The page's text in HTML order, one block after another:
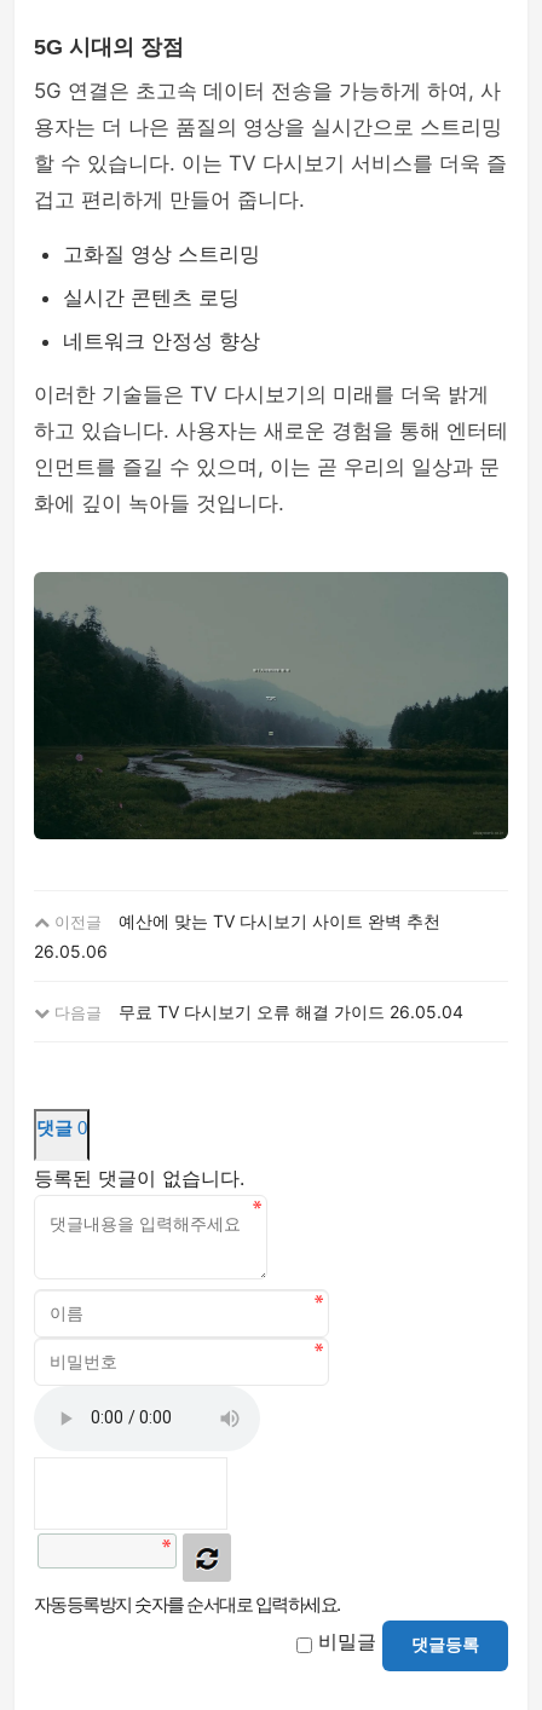
5G 시대의 장점
5G 연결은 초고속 데이터 전송을 가능하게 하여, 사
용자는 더 나은 품질의 영상을 실시간으로 스트리밍
할 수 있습니다. 이는 TV 다시보기 서비스를 더욱 즐
겁고 편리하게 만들어 줍니다.
고화질 영상 스트리밍
실시간 콘텐츠 로딩
네트워크 안정성 향상
이러한 기술들은 TV 다시보기의 미래를 더욱 밝게
하고 있습니다. 사용자는 새로운 경험을 통해 엔터테
인먼트를 즐길 수 있으며, 이는 곧 우리의 일상과 문
화에 깊이 녹아들 것입니다.
이전글
예산에 맞는 TV 다시보기 사이트 완벽 추천
26.05.06
다음글 무료 TV 다시보기 오류 해결 가이드 26.05.04
댓글 0
등록된 댓글이 없습니다.
자동등록방지 숫자를 순서대로 입력하세요.
비밀글 댓글등록